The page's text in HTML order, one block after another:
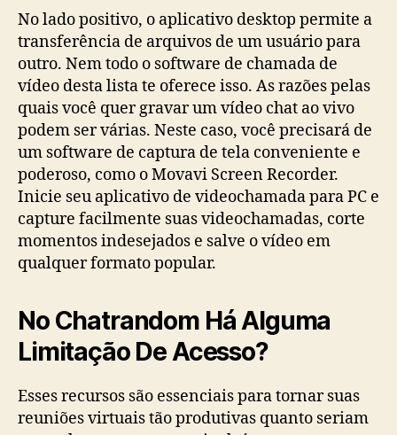
No lado positivo, o aplicativo desktop permite a
transferência de arquivos de um usuário para
outro. Nem todo o software de chamada de
vídeo desta lista te oferece isso. As razões pelas
quais você quer gravar um vídeo chat ao vivo
podem ser várias. Neste caso, você precisará de
um software de captura de tela conveniente e
poderoso, como o Movavi Screen Recorder.
Inicie seu aplicativo de videochamada para PC e
capture facilmente suas videochamadas, corte
momentos indesejados e salve o vídeo em
qualquer formato popular.
No Chatrandom Há Alguma
Limitação De Acesso?
Esses recursos são essenciais para tornar suas
reuniões virtuais tão produtivas quanto seriam